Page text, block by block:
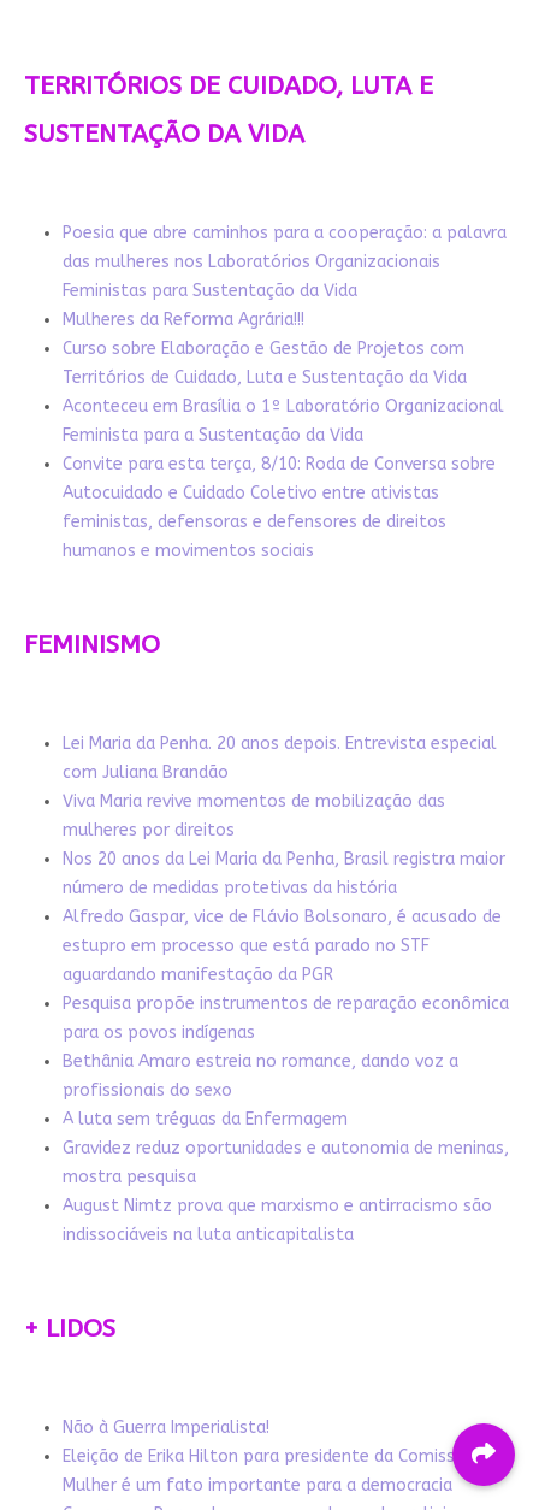
TERRITÓRIOS DE CUIDADO, LUTA E
SUSTENTAÇÃO DA VIDA
Poesia que abre caminhos para a cooperação: a palavra
das mulheres nos Laboratórios Organizacionais
Feministas para Sustentação da Vida
Mulheres da Reforma Agrária!!!
Curso sobre Elaboração e Gestão de Projetos com
Territórios de Cuidado, Luta e Sustentação da Vida
Aconteceu em Brasília o 1º Laboratório Organizacional
Feminista para a Sustentação da Vida
Convite para esta terça, 8/10: Roda de Conversa sobre
Autocuidado e Cuidado Coletivo entre ativistas
feministas, defensoras e defensores de direitos
humanos e movimentos sociais
FEMINISMO
Lei Maria da Penha. 20 anos depois. Entrevista especial
com Juliana Brandão
Viva Maria revive momentos de mobilização das
mulheres por direitos
Nos 20 anos da Lei Maria da Penha, Brasil registra maior
número de medidas protetivas da história
Alfredo Gaspar, vice de Flávio Bolsonaro, é acusado de
estupro em processo que está parado no STF
aguardando manifestação da PGR
Pesquisa propõe instrumentos de reparação econômica
para os povos indígenas
Bethânia Amaro estreia no romance, dando voz a
profissionais do sexo
A luta sem tréguas da Enfermagem
Gravidez reduz oportunidades e autonomia de meninas,
mostra pesquisa
August Nimtz prova que marxismo e antirracismo são
indissociáveis na luta anticapitalista
+ LIDOS
Não à Guerra Imperialista!
Eleição de Erika Hilton para presidente da Comissão da
Mulher é um fato importante para a democracia